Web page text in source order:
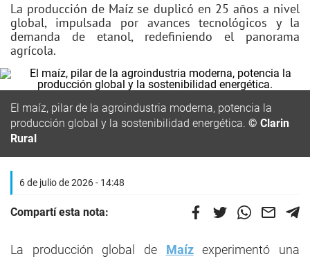
La producción de Maíz se duplicó en 25 años a nivel
global, impulsada por avances tecnológicos y la
demanda de etanol, redefiniendo el panorama
agrícola.
El maíz, pilar de la agroindustria moderna, potencia la
producción global y la sostenibilidad energética. © Clarin
Rural
6 de julio de 2026 - 14:48
Compartí esta nota:
La producción global de Maízexperimentó una